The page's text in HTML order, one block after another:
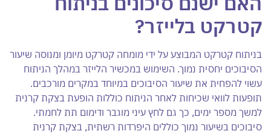
קטרקט בלייזר?
בניתוח קטרקט המבוצע על ידי מומחה קטרקט מיומן ומנוסה שיעור
הסיבוכים יחסית נמוך. השימוש במכשיר הלייזר במהלך הניתוח
עשוי להפחית את שיעור הסיבוכים במיוחד במקרים מורכבים.
תופעות לוואי שכיחות לאחר הניתוח כוללות הופעת בצקת קרנית
למשך מספר ימים, כך גם לחץ עיני מוגבר ודימום תת לחמתי.
סיבוכים בשיעור נמוך כוללים היפרדות רשתית, בצקת קרנית